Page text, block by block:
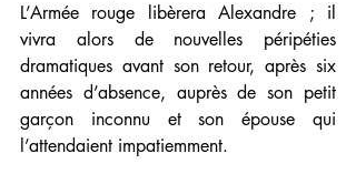
L’Armée rouge libèrera Alexandre ; il
vivra alors de nouvelles péripéties
dramatiques avant son retour, après six
années d’absence, auprès de son petit
garçon inconnu et son épouse qui
l’attendaient impatiemment.